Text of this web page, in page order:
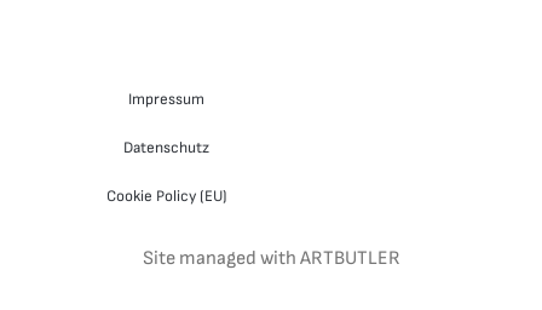
Impressum
Datenschutz
Cookie Policy (EU)
Site managed with ARTBUTLER